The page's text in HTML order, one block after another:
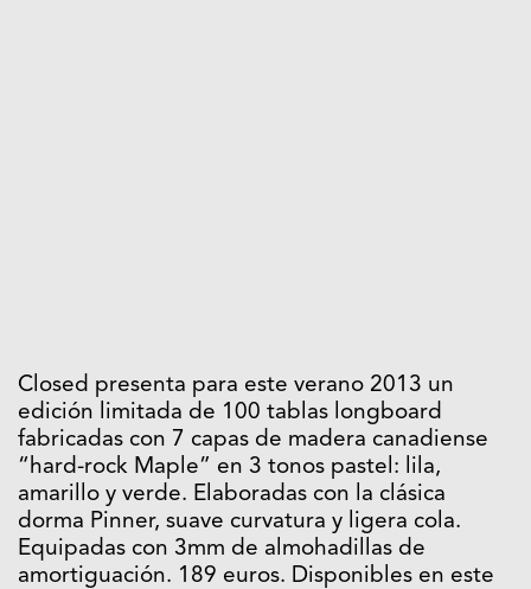
Closed presenta para este verano 2013 un
edición limitada de 100 tablas longboard
fabricadas con 7 capas de madera canadiense
“hard-rock Maple” en 3 tonos pastel: lila,
amarillo y verde. Elaboradas con la clásica
dorma Pinner, suave curvatura y ligera cola.
Equipadas con 3mm de almohadillas de
amortiguación. 189 euros. Disponibles en este